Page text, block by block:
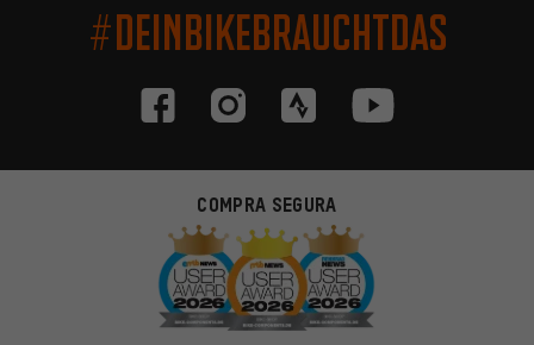
#DEINBIKEBRAUCHTDAS
COMPRA SEGURA